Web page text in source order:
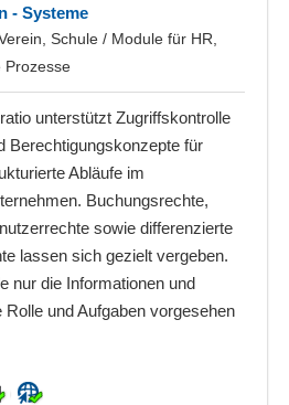
- Systeme
Schule / Module für HR,
Prozesse
unterstützt Zugriffskontrolle
Berechtigungskonzepte für
Abläufe im
Buchungsrechte,
sowie differenzierte
lassen sich gezielt vergeben.
nur die Informationen und
Rolle und Aufgaben vorgesehen